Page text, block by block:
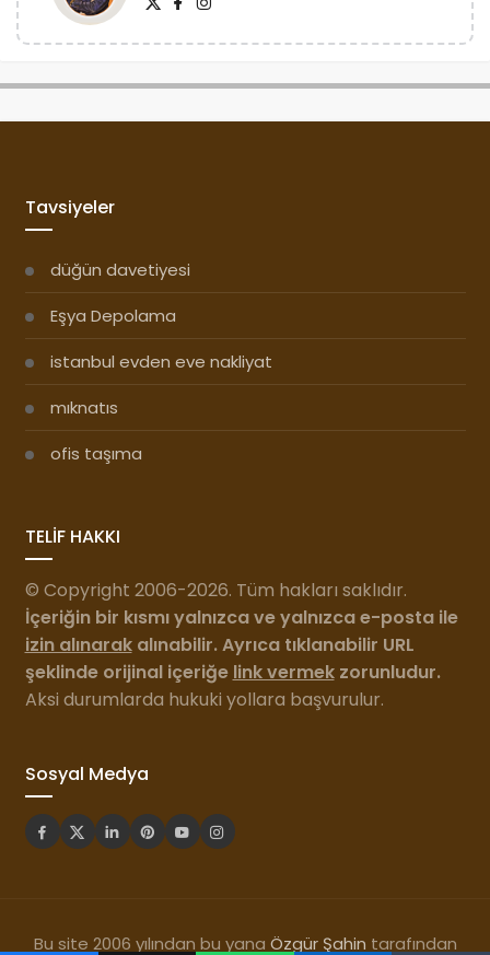
Tavsiyeler
düğün davetiyesi
Eşya Depolama
istanbul evden eve nakliyat
mıknatıs
ofis taşıma
TELİF HAKKI
© Copyright 2006-2026. Tüm hakları saklıdır.
İçeriğin bir kısmı yalnızca ve yalnızca e-posta ile
izin alınarakalınabilir. Ayrıca tıklanabilir URL
şeklinde orijinal içeriğe link vermekzorunludur.
Aksi durumlarda hukuki yollara başvurulur.
Sosyal Medya
Bu site 2006 yılından bu yana Özgür Şahin tarafından